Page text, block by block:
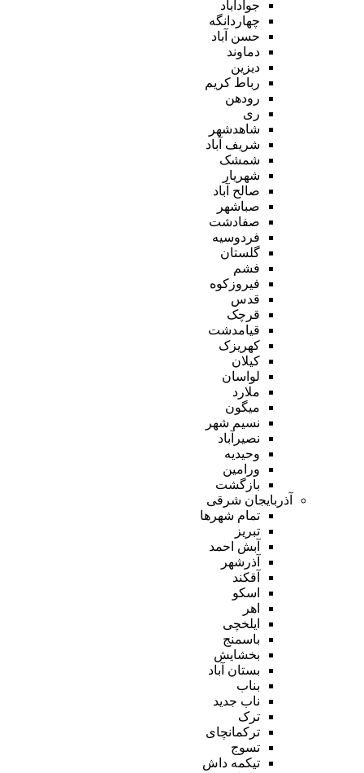
جوادآباد
چهاردانگه
حسن آباد
دماوند
دیزین
رباط کریم
رودهن
ری
شاهدشهر
شریف آباد
شمشک
شهریار
صالح آباد
صباشهر
صفادشت
فردوسیه
گلستان
فشم
فیروزکوه
قدس
قرچک
قیامدشت
کهریزک
کیلان
لواسان
ملارد
میگون
نسیم شهر
نصیرآباد
وحیدیه
ورامین
بازگشت
آذربایجان شرقی
تمام شهر‌ها
تبریز
آبش احمد
آذرشهر
آقکند
اسکو
اهر
ایلخچی
باسمنج
بخشایش
بستان آباد
بناب
ناب جدید
ترک
ترکمانچای
تسوج
تیکمه داش